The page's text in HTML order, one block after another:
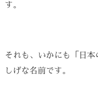
す。
それも、いかにも「日
しげな名前です。